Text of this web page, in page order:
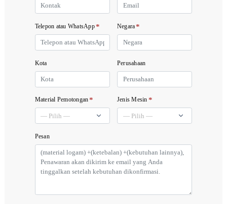
Telepon atau WhatsApp* Negara*
Kota Perusahaan
Material Pemotongan* Jenis Mesin *
Pesan